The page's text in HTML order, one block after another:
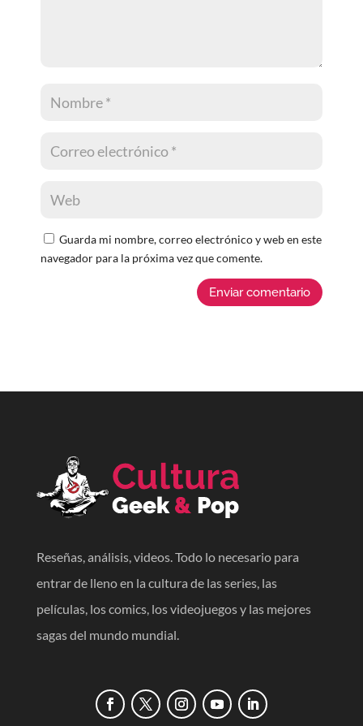
Guarda mi nombre, correo electrónico y web en este
navegador para la próxima vez que comente.
Enviar comentario
Reseñas, análisis, videos. Todo lo necesario para
entrar de lleno en la cultura de las series, las
películas, los comics, los videojuegos y las mejores
sagas del mundo mundial.